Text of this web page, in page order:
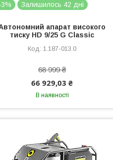
Залишилось 42 дні
апарат високого
тиску HD 9/25 G Classic
1.187-013.0
68 999 ₴
66 929,03 ₴
В наявності